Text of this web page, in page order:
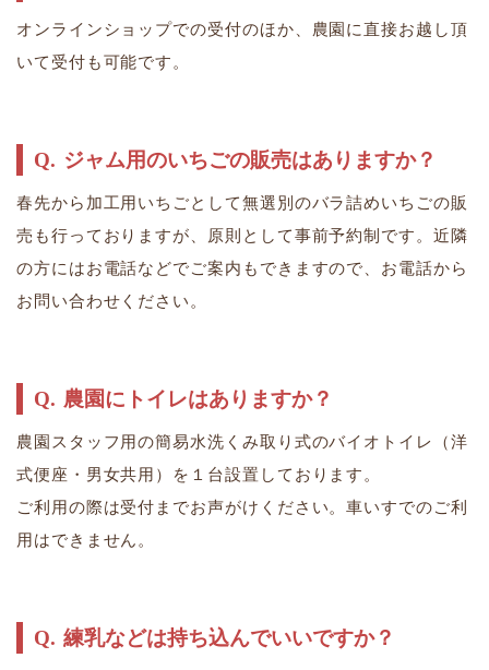
オンラインショップでの受付のほか、農園に直接お越し頂
いて受付も可能です。
ジャム用のいちごの販売はありますか？
春先から加工用いちごとして無選別のバラ詰めいちごの販
売も行っておりますが、原則として事前予約制です。近隣
の方にはお電話などでご案内もできますので、お電話から
お問い合わせください。
農園にトイレはありますか？
農園スタッフ用の簡易水洗くみ取り式のバイオトイレ（洋
式便座・男女共用）を１台設置しております。
ご利用の際は受付までお声がけください。​​​​車いすでのご利
用はできません。​​
練乳などは持ち込んでいいですか？